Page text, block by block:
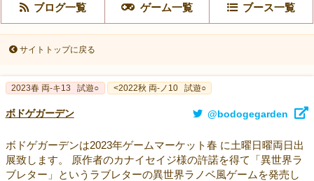
ブログ一覧 ゲーム一覧 ブース一覧
サイトトップに戻る
2023春 両‐キ13 試遊○ <2022秋 両-ノ10 試遊○
ボドゲガーデン @bodogegarden
ボドゲガーデンは2023年ゲームマーケット春 に土曜日曜両日出
展致します。 原作者のカナイセイジ様の許諾を得て「異世界ラ
ブレター」というラブレターの異世界ラノベ風ゲームを発売し